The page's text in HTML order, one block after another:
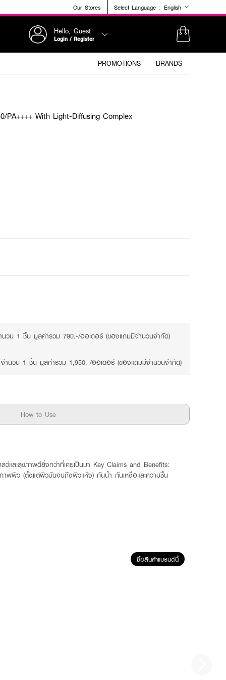
Our Stores Select Language : English
Hello, Guest
Login / Register
PROMOTIONS BRANDS
PA++++ With Light-Diffusing Complex
น 1 ชิ้น มูลค่ารวม 790.-/ออเดอร์ (ของแถมมีจำนวนจำกัด)
นวน 1 ชิ้น มูลค่ารวม 1,950.-/ออเดอร์ (ของแถมมีจำนวนจำกัด)
How to Use
ละสุขภาพดียิ่งกว่าที่เคยเป็นมา Key Claims and Benefits:
าพผิว (ตั้งแต่ผิวมันจนถึงผิวแห้ง) กันน้ำ กันเหงื่อและความชื้น
ซื้อสินค้าแบรนด์นี้